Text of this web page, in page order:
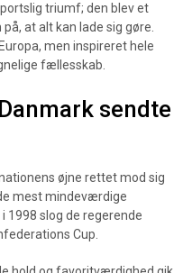
triumf; den blev et
at alt kan lade sig gøre.
men inspireret hele
fællesskab.
sendte
øjne rettet mod sig
mest mindeværdige
1998 slog de regerende
Cup.